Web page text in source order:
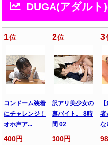
DUGA(アダルト
1位
コンドーム装着
にチャレンジ！
オホ声ア...
400円
2位
訳アリ美少女の
裏バイト。 8時
間 02
300円
3
者
な